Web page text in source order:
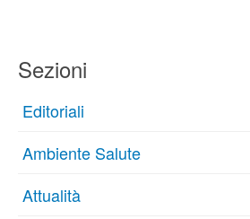
Sezioni
Editoriali
Ambiente Salute
Attualità